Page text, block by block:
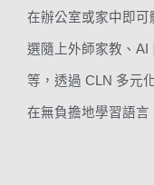
在辦公室或家中即
選隨上外師家教、AI
等，透過 CLN 多元
在無負擔地學習語言